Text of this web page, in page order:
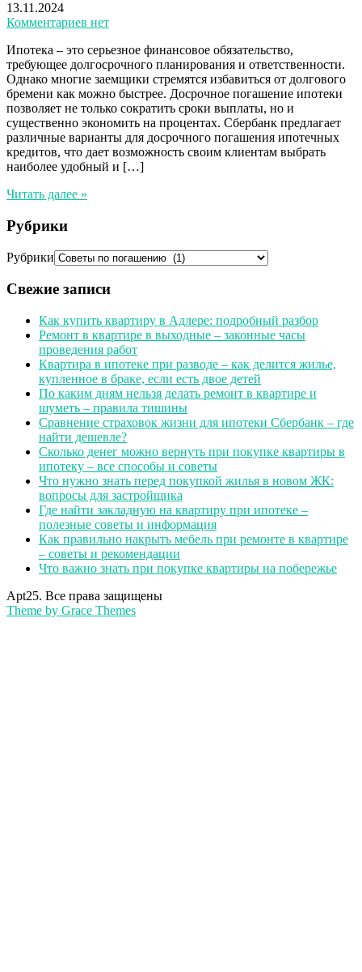
13.11.2024
Комментариев нет
Ипотека – это серьезное финансовое обязательство,
требующее долгосрочного планирования и ответственности.
Однако многие заемщики стремятся избавиться от долгового
бремени как можно быстрее. Досрочное погашение ипотеки
позволяет не только сократить сроки выплаты, но и
существенно экономить на процентах. Сбербанк предлагает
различные варианты для досрочного погашения ипотечных
кредитов, что дает возможность своим клиентам выбрать
наиболее удобный и […]
Читать далее »
Рубрики
Рубрики
Свежие записи
Как купить квартиру в Адлере: подробный разбор
Ремонт в квартире в выходные – законные часы
проведения работ
Квартира в ипотеке при разводе – как делится жилье,
купленное в браке, если есть двое детей
По каким дням нельзя делать ремонт в квартире и
шуметь – правила тишины
Сравнение страховок жизни для ипотеки Сбербанк – где
найти дешевле?
Сколько денег можно вернуть при покупке квартиры в
ипотеку – все способы и советы
Что нужно знать перед покупкой жилья в новом ЖК:
вопросы для застройщика
Где найти закладную на квартиру при ипотеке –
полезные советы и информация
Как правильно накрыть мебель при ремонте в квартире
– советы и рекомендации
Что важно знать при покупке квартиры на побережье
Apt25. Все права защищены
Theme by Grace Themes